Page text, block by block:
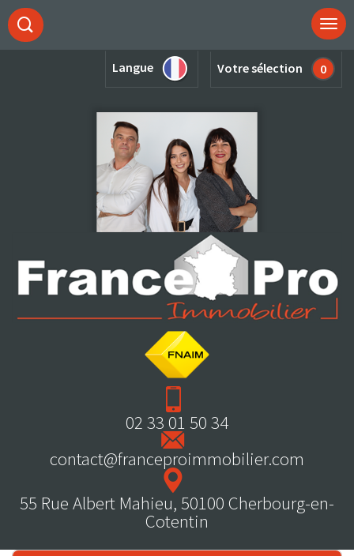
Langue Votre sélection 0
02 33 01 50 34
contact@franceproimmobilier.com
55 Rue Albert Mahieu, 50100 Cherbourg-en-
Cotentin